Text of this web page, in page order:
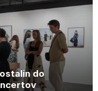
do